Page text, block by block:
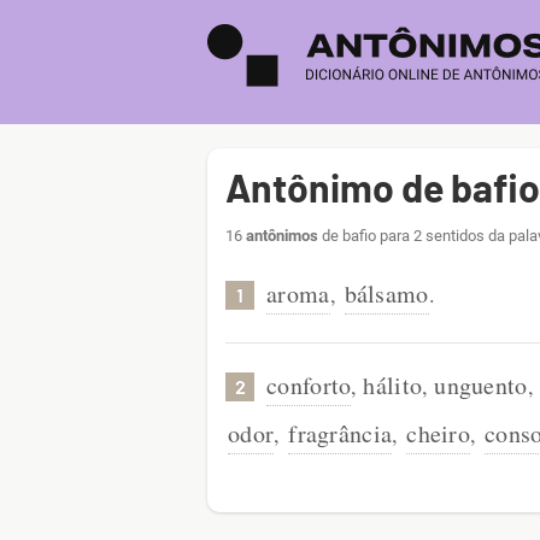
Antônimo de bafio
16 antônimos de bafio para 2 sentidos da
1 aroma, bálsamo.
2 conforto,hálito,unguento,
odor, fragrância, cheiro,